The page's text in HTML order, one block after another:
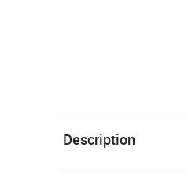
Description